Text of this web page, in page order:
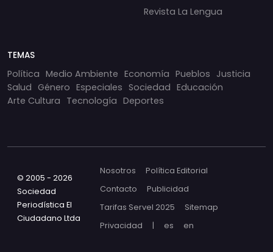
Revista La Lengua
TEMAS
Política Medio Ambiente Economía Pueblos Justicia
Salud Género Especiales Sociedad Educación
Arte Cultura Tecnología Deportes
© 2005 - 2026
Sociedad
Periodística El
Ciudadano Ltda
Nosotros
Política Editorial
Contacto
Publicidad
Tarifas Servel 2025
Sitemap
Privacidad
| es en